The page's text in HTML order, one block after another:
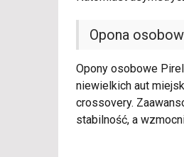
Opona
Opony osobowe
niewielkich aut
crossovery.
stabilność, a